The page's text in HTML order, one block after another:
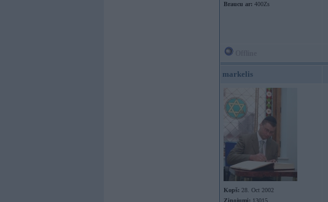
Braucu ar: 400Zs
markelis
Kopš: 28. Oct 2002
Ziņojumi: 13015